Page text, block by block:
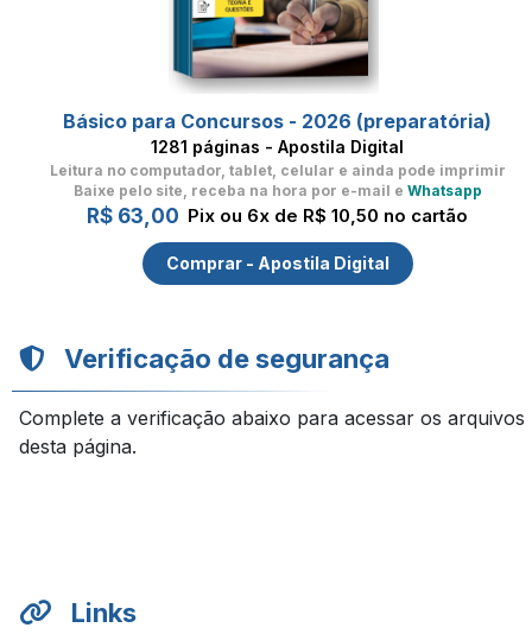
Básico para Concursos - 2026 (preparatória)
1281 páginas - Apostila Digital
Leitura no computador, tablet, celular e ainda pode imprimir
Baixe pelo site, receba na hora por e-mail e Whatsapp
R$ 63,00 Pix ou 6x de R$ 10,50 no cartão
Comprar - Apostila Digital
Verificação de segurança
Complete a verificação abaixo para acessar os arquivos
desta página.
Links